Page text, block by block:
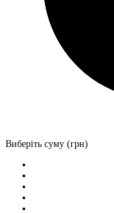
Виберіть суму (грн)